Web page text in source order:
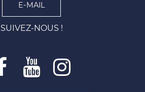
E-MAIL
SUIVEZ-NOUS !